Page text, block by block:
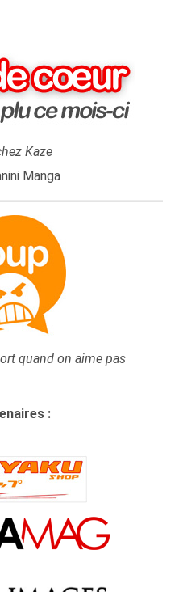
Kaze
Manga
quand on aime pas
: